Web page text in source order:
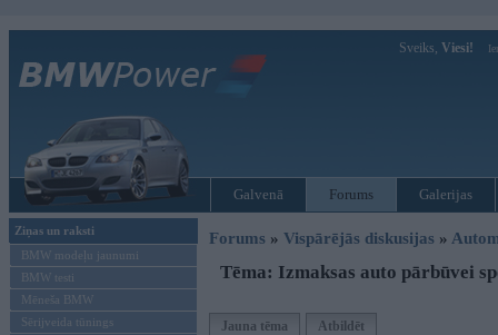
Sveiks, Viesi!
Galvenā Forums Galerijas
Ziņas un raksti
BMW modeļu jaunumi
BMW testi
Mēneša BMW
Sērijveida tūnings
Forums » Vispārējās diskusijas »
Tēma: Izmaksas auto pārbūvei
Jauna tēma Atbildēt